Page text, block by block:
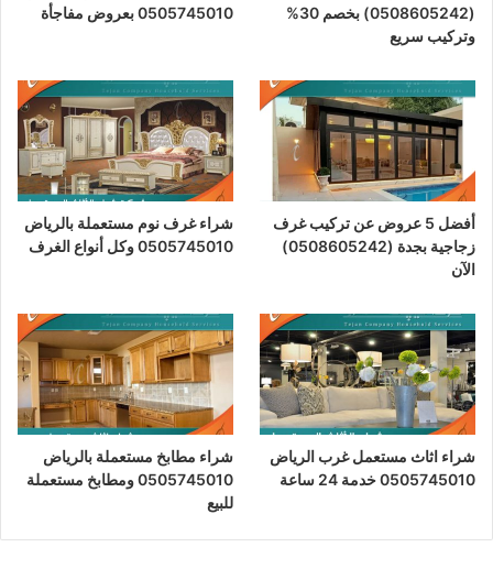
(0508605242) بخصم 30%
وتركيب سريع
0505745010 بعروض مفاجأة
أفضل 5 عروض عن تركيب غرف
زجاجية بجدة (0508605242)
الآن
شراء غرف نوم مستعملة بالرياض
0505745010 وكل أنواع الغرف
شراء اثاث مستعمل غرب الرياض
0505745010 خدمة 24 ساعة
شراء مطابخ مستعملة بالرياض
0505745010 ومطابخ مستعملة
للبيع